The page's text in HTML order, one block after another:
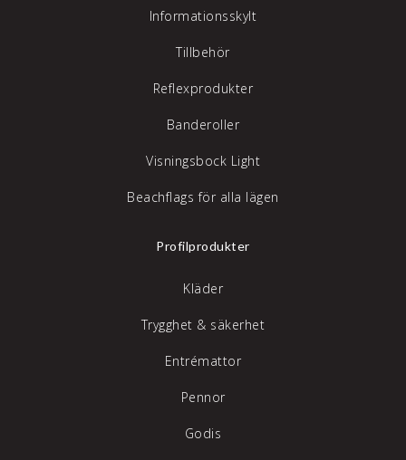
Informationsskylt
Tillbehör
Reflexprodukter
Banderoller
Visningsbock Light
Beachflags för alla lägen
Profilprodukter
Kläder
Trygghet & säkerhet
Entrémattor
Pennor
Godis